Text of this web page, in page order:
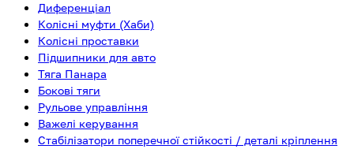
Диференціал
Колісні муфти (Хаби)
Колісні проставки
Підшипники для авто
Тяга Панара
Бокові тяги
Рульове управління
Важелі керування
Стабілізатори поперечної стійкості / деталі кріплення